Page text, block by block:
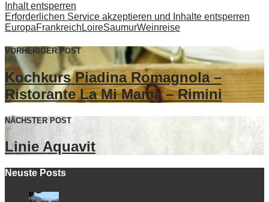
Inhalt entsperren
Erforderlichen Service akzeptieren und Inhalte entsperren
EuropaFrankreich LoireSaumurWeinreise
VORHERIGER POST
Kochkurs Piadina Romagnola –
Ristorante La Mi Mama – Rimini
NÄCHSTER POST
Linie Aquavit
Neuste Posts